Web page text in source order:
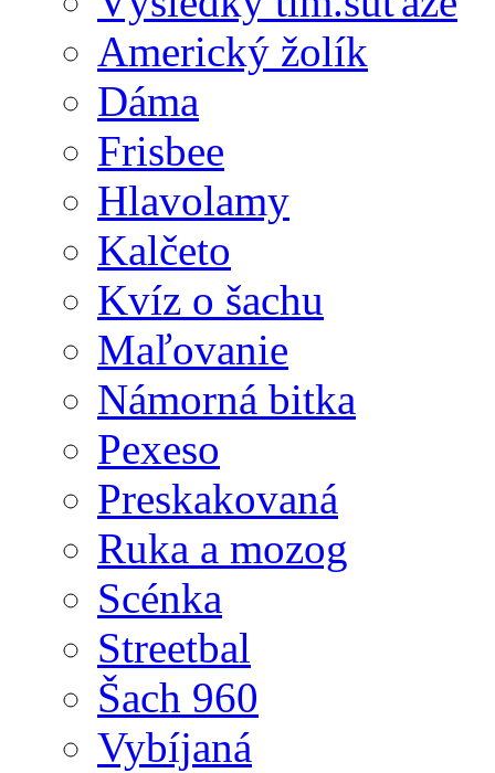
Americký žolík
Dáma
Frisbee
Hlavolamy
Kalčeto
Kvíz o šachu
Maľovanie
Námorná bitka
Pexeso
Preskakovaná
Ruka a mozog
Scénka
Streetbal
Šach 960
Vybíjaná